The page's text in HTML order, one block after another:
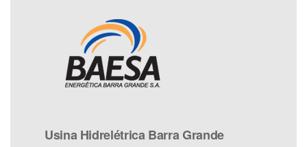
Usina Hidrelétrica Barra Grande